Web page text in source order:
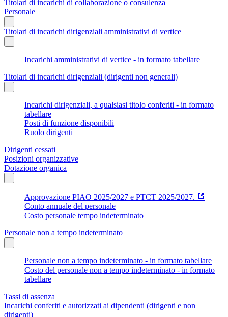
Titolari di incarichi di collaborazione o consulenza
Personale
Titolari di incarichi dirigenziali amministrativi di vertice
Incarichi amministrativi di vertice - in formato tabellare
Titolari di incarichi dirigenziali (dirigenti non generali)
Incarichi dirigenziali, a qualsiasi titolo conferiti - in formato
tabellare
Posti di funzione disponibili
Ruolo dirigenti
Dirigenti cessati
Posizioni organizzative
Dotazione organica
Approvazione PIAO 2025/2027 e PTCT 2025/2027.
Conto annuale del personale
Costo personale tempo indeterminato
Personale non a tempo indeterminato
Personale non a tempo indeterminato - in formato tabellare
Costo del personale non a tempo indeterminato - in formato
tabellare
Tassi di assenza
Incarichi conferiti e autorizzati ai dipendenti (dirigenti e non
dirigenti)